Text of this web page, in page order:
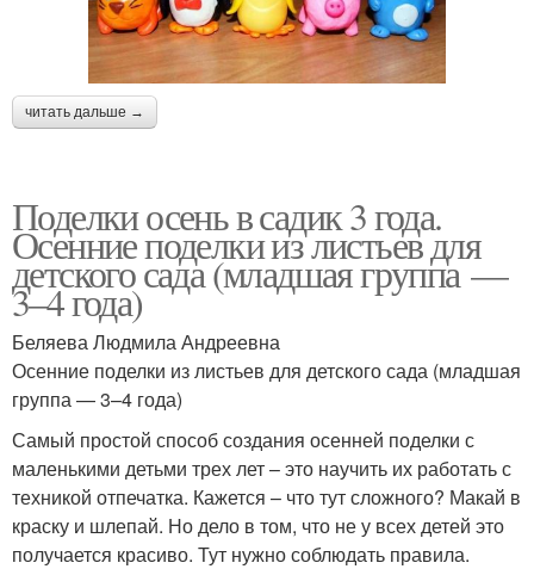
читать дальше →
Поделки осень в садик 3 года.
Осенние поделки из листьев для
детского сада (младшая группа —
3–4 года)
Беляева Людмила Андреевна
Осенние поделки из листьев для детского сада (младшая
группа — 3–4 года)
Самый простой способ создания осенней поделки с
маленькими детьми трех лет – это научить их работать с
техникой отпечатка. Кажется – что тут сложного? Макай в
краску и шлепай. Но дело в том, что не у всех детей это
получается красиво. Тут нужно соблюдать правила.